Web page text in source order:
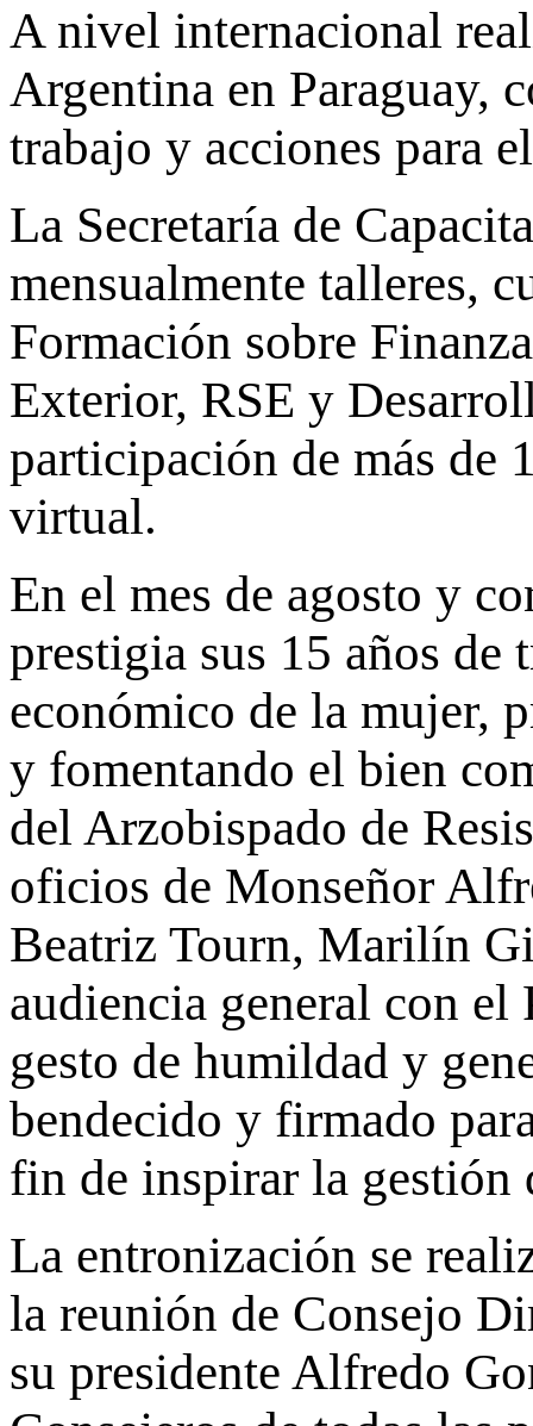
A nivel internacional
Argentina en Paraguay,
trabajo y acciones para
La Secretaría de
mensualmente talleres,
Formación sobre
Exterior, RSE y
participación de más de
virtual.
En el mes de agosto y
prestigia sus 15 años
económico de la mujer,
y fomentando el bien
del Arzobispado de
oficios de Monseñor
Beatriz Tourn, Marilín
audiencia general con el
gesto de humildad y
bendecido y firmado
fin de inspirar la gestión
La entronización se
la reunión de Consejo
su presidente Alfredo